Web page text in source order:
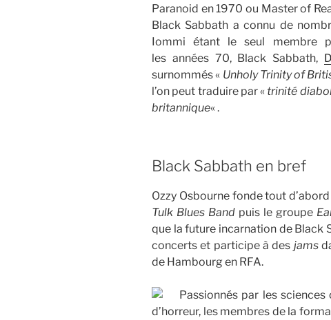
Paranoid en 1970 ou Master of
Black Sabbath a connu de
Iommi étant le seul membre
les années 70, Black Sabbath,
surnommés « Unholy Trinity of
l’on peut traduire par « trinité
britannique« .
Black Sabbath en bref
Ozzy Osbourne fonde tout d’abord
Tulk Blues Bandpuis le groupe
que la future incarnation de Black
concerts et participe à des jams
de Hambourg en RFA.
Passionnés par les
d’horreur, les membres de la